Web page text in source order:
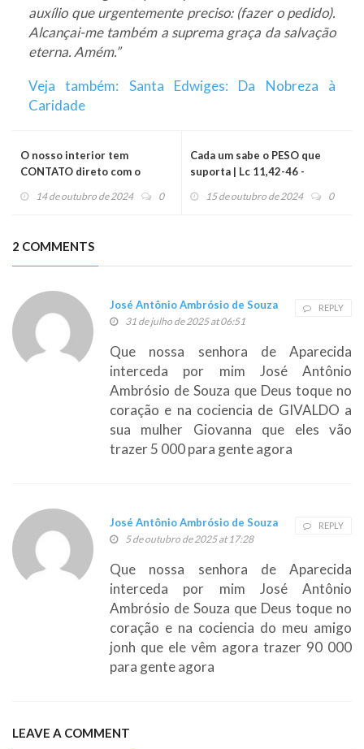
auxílio que urgentemente preciso: (fazer o pedido).
Alcançai-me também a suprema graça da salvação
eterna. Amém.”
Veja também: Santa Edwiges: Da Nobreza à
Caridade
O nosso interior tem
CONTATO direto com o
Evangelho do dia (15/10/24)
14 de outubro de 2024 0
Cada um sabe o PESO que
suporta | Lc 11,42-46 -
15 de outubro de 2024 0
2 COMMENTS
José Antônio Ambrósio de Souza REPLY
31 de julho de 2025 at 06:51
Que nossa senhora de Aparecida
interceda por mim José Antônio
Ambrósio de Souza que Deus toque no
coração e na cociencia de GIVALDO a
sua mulher Giovanna que eles vão
trazer 5 000 para gente agora
José Antônio Ambrósio de Souza REPLY
5 de outubro de 2025 at 17:28
Que nossa senhora de Aparecida
interceda por mim José Antônio
Ambrósio de Souza que Deus toque no
coração e na cociencia do meu amigo
jonh que ele vêm agora trazer 90 000
para gente agora
LEAVE A COMMENT